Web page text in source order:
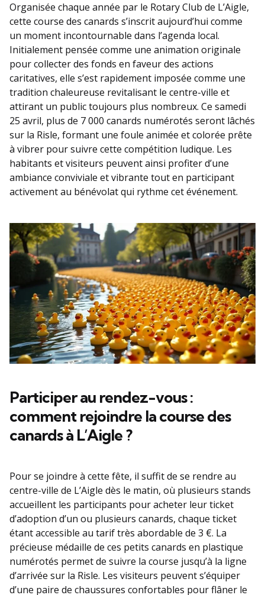
Organisée chaque année par le Rotary Club de L’Aigle,
cette course des canards s’inscrit aujourd’hui comme
un moment incontournable dans l’agenda local.
Initialement pensée comme une animation originale
pour collecter des fonds en faveur des actions
caritatives, elle s’est rapidement imposée comme une
tradition chaleureuse revitalisant le centre-ville et
attirant un public toujours plus nombreux. Ce samedi
25 avril, plus de 7 000 canards numérotés seront lâchés
sur la Risle, formant une foule animée et colorée prête
à vibrer pour suivre cette compétition ludique. Les
habitants et visiteurs peuvent ainsi profiter d’une
ambiance conviviale et vibrante tout en participant
activement au bénévolat qui rythme cet événement.
Participer au rendez-vous :
comment rejoindre la course des
canards à L’Aigle ?
Pour se joindre à cette fête, il suffit de se rendre au
centre-ville de L’Aigle dès le matin, où plusieurs stands
accueillent les participants pour acheter leur ticket
d’adoption d’un ou plusieurs canards, chaque ticket
étant accessible au tarif très abordable de 3 €. La
précieuse médaille de ces petits canards en plastique
numérotés permet de suivre la course jusqu’à la ligne
d’arrivée sur la Risle. Les visiteurs peuvent s’équiper
d’une paire de chaussures confortables pour flâner le